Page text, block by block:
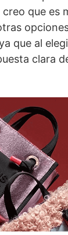
que es
que al
clara